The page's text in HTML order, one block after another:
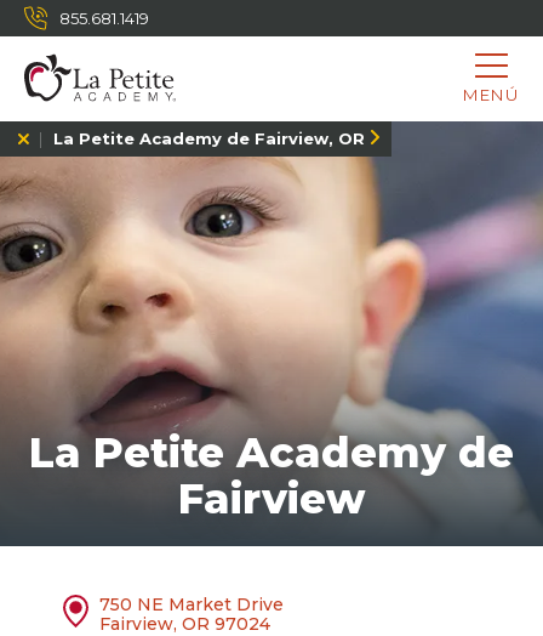
855.681.1419
MENÚ
La Petite Academy de Fairview, OR
La Petite Academy de
Fairview
750 NE Market Drive
Fairview, OR 97024